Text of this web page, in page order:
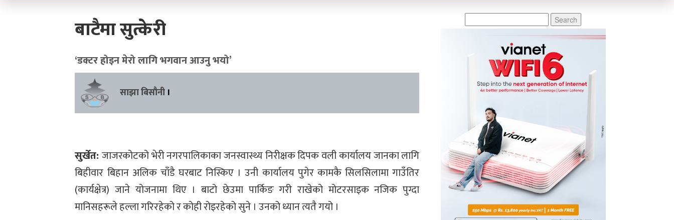
बाटैमा सुत्केरी
‘डक्टर होइन मेरो लागि भगवान आउनु भयो’
साझा बिसौनी ।
सुर्खेत:जाजरकोटको भेरी नगरपालिकाका जनस्वास्थ्य निरीक्षक दिपक वली कार्यालय जानका लागि
बिहीवार बिहान अलिक चाँडै घरबाट निस्किए । उनी कार्यालय पुगेर कामकै सिलसिलामा गाउँतिर
(कार्यक्षेत्र) जाने योजनामा थिए । बाटो छेउमा पार्किङ गरी राखेको मोटरसाइक नजिक पुग्दा
मानिसहरूले हल्ला गरिरहेको र कोही रोइरहेको सुने । उनको ध्यान त्यतै गयो ।
for: